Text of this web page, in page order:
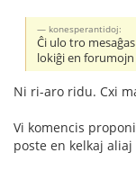
konesperantidoj:
Ĉi ulo tro
lokiĝi en
Ni ri-aro ridu. Cxi
Vi komencis
poste en kelkaj